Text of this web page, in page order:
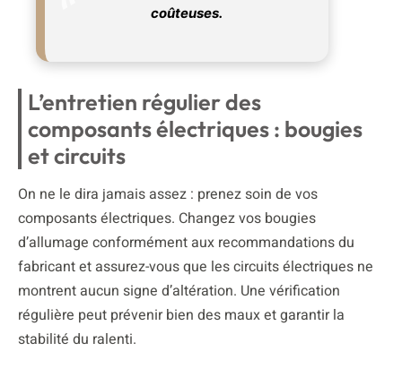
coûteuses.
L’entretien régulier des
composants électriques : bougies
et circuits
On ne le dira jamais assez : prenez soin de vos
composants électriques. Changez vos bougies
d’allumage conformément aux recommandations du
fabricant et assurez-vous que les circuits électriques ne
montrent aucun signe d’altération. Une vérification
régulière peut prévenir bien des maux et garantir la
stabilité du ralenti.